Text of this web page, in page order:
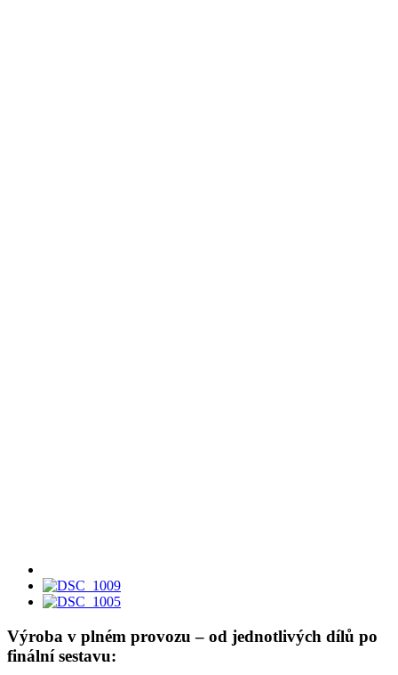
Výroba v plném provozu – od jednotlivých dílů po
finální sestavu: